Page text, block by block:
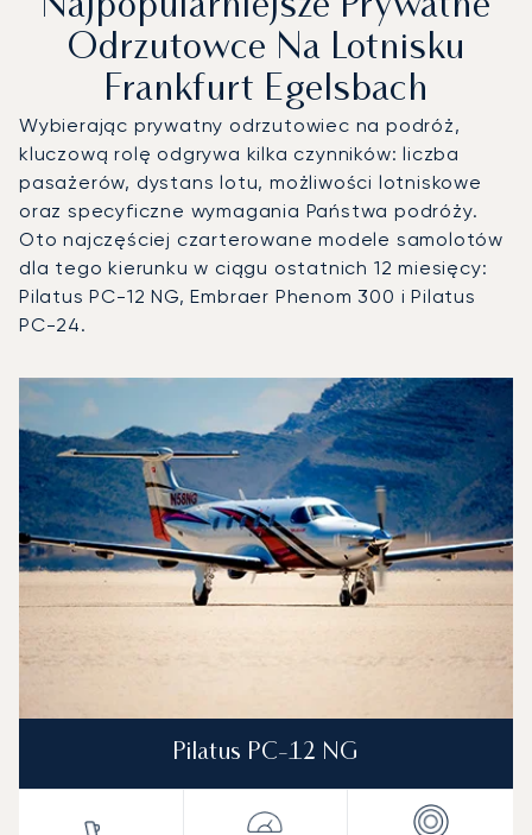
Najpopularniejsze Prywatne
Odrzutowce Na Lotnisku
Frankfurt Egelsbach
Wybierając prywatny odrzutowiec na podróż,
kluczową rolę odgrywa kilka czynników: liczba
pasażerów, dystans lotu, możliwości lotniskowe
oraz specyficzne wymagania Państwa podróży.
Oto najczęściej czarterowane modele samolotów
dla tego kierunku w ciągu ostatnich 12 miesięcy:
Pilatus PC-12 NG, Embraer Phenom 300 i Pilatus
PC-24.
Zdjęcie samolotu
Model samolotu
Miejsca
Prędkość (km/h)
Prędkość (węzły)Zasięg (km)
Zasięg (NM)
Pilatus PC-12 NG